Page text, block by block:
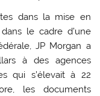
dans la mise en
le cadre d’une
JP Morgan a
à des agences
qui s’élevait à 22
les documents